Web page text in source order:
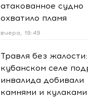
атакованное судно
охватило пламя
вчера, 19:49
Травля без
кубанском селе
инвалида добивали
камнями и кулаками